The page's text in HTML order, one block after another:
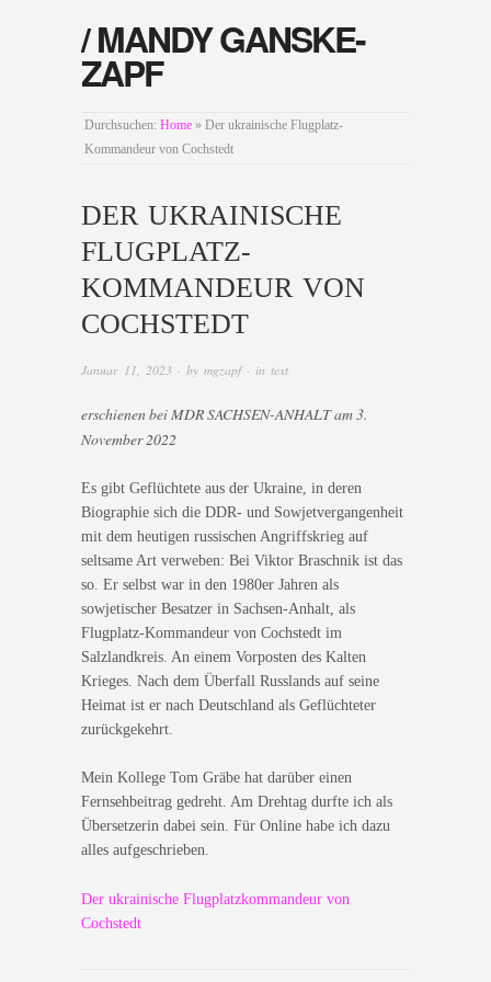
/ MANDY GANSKE-
ZAPF
Durchsuchen: Home » Der ukrainische Flugplatz-
Kommandeur von Cochstedt
DER UKRAINISCHE
FLUGPLATZ-
KOMMANDEUR VON
COCHSTEDT
Januar 11, 2023 · by mgzapf· in text
erschienen bei MDR SACHSEN-ANHALT am 3.
November 2022
Es gibt Geflüchtete aus der Ukraine, in deren
Biographie sich die DDR- und Sowjetvergangenheit
mit dem heutigen russischen Angriffskrieg auf
seltsame Art verweben: Bei Viktor Braschnik ist das
so. Er selbst war in den 1980er Jahren als
sowjetischer Besatzer in Sachsen-Anhalt, als
Flugplatz-Kommandeur von Cochstedt im
Salzlandkreis. An einem Vorposten des Kalten
Krieges. Nach dem Überfall Russlands auf seine
Heimat ist er nach Deutschland als Geflüchteter
zurückgekehrt.
Mein Kollege Tom Gräbe hat darüber einen
Fernsehbeitrag gedreht. Am Drehtag durfte ich als
Übersetzerin dabei sein. Für Online habe ich dazu
alles aufgeschrieben.
Der ukrainische Flugplatzkommandeur von
Cochstedt